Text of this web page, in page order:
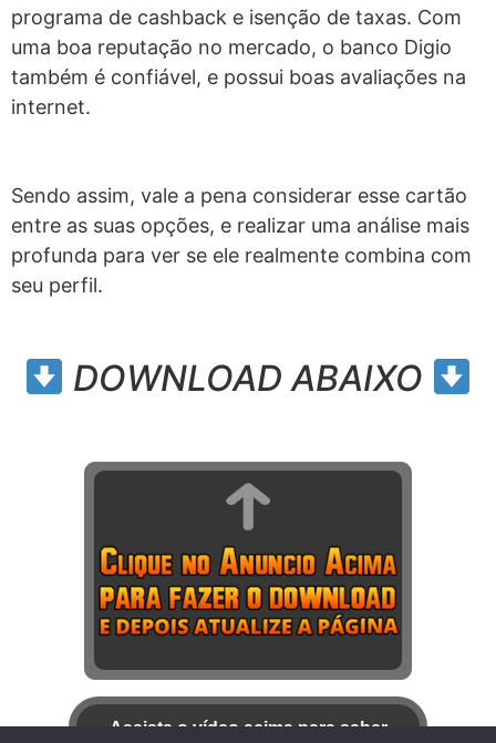
programa de cashback e isenção de taxas. Com
uma boa reputação no mercado, o banco Digio
também é confiável, e possui boas avaliações na
internet.
Sendo assim, vale a pena considerar esse cartão
entre as suas opções, e realizar uma análise mais
profunda para ver se ele realmente combina com
seu perfil.
DOWNLOAD ABAIXO
Assista o vídeo acima para saber